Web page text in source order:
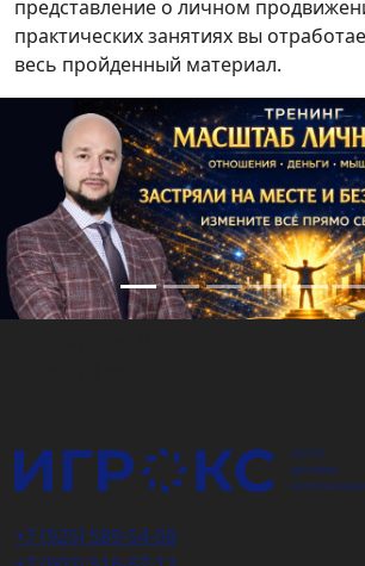
представление о личном
практических занятиях вы
весь пройденный материал.
+7 (925) 589-54-08